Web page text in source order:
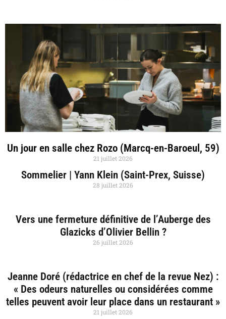
Un jour en salle chez Rozo (Marcq-en-Baroeul, 59)
21 juillet 2026
Sommelier | Yann Klein (Saint-Prex, Suisse)
28 juillet 2026
Vers une fermeture définitive de l’Auberge des
Glazicks d’Olivier Bellin ?
26 juillet 2026
Jeanne Doré (rédactrice en chef de la revue Nez) :
« Des odeurs naturelles ou considérées comme
telles peuvent avoir leur place dans un restaurant »
21 juillet 2026